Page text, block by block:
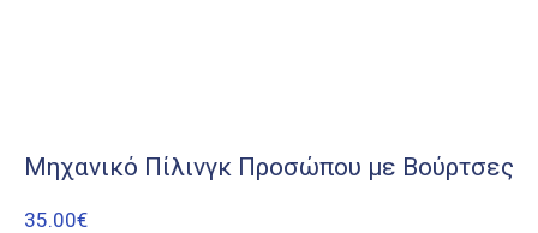
Μηχανικό Πίλινγκ Προσώπου με Βούρτσες
35.00€